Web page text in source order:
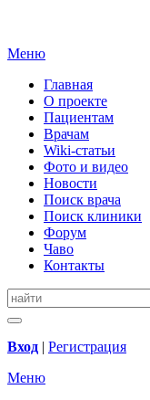
Меню
Главная
О проекте
Пациентам
Врачам
Wiki-статьи
Фото и видео
Новости
Поиск врача
Поиск клиники
Форум
Чаво
Контакты
Вход | Регистрация
Меню